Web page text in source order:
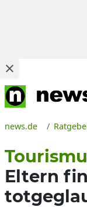
news.de
Eltern